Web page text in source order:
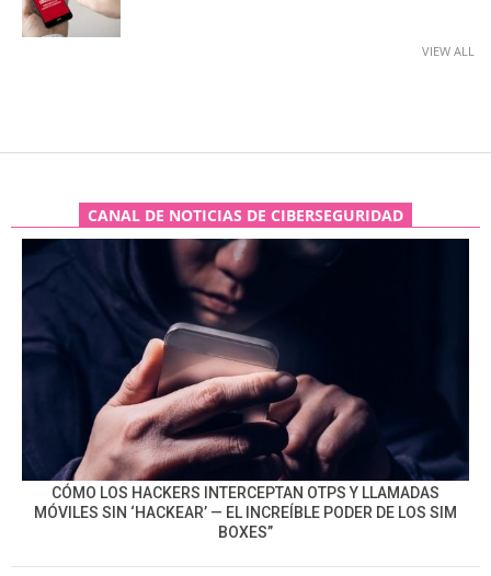
VIEW ALL
CANAL DE NOTICIAS DE CIBERSEGURIDAD
CÓMO LOS HACKERS INTERCEPTAN OTPS Y LLAMADAS
MÓVILES SIN ‘HACKEAR’ — EL INCREÍBLE PODER DE LOS SIM
BOXES”